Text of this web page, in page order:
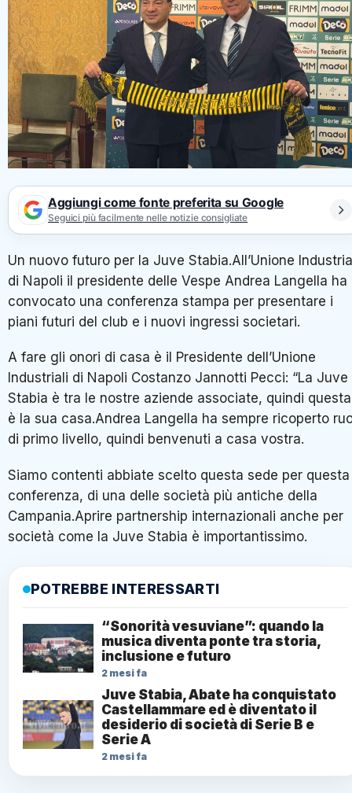
Aggiungi come fonte preferita su Google
Seguici più facilmente nelle notizie consigliate
Un nuovo futuro per la Juve Stabia.All’Unione
di Napoli il presidente delle Vespe Andrea Langella ha
convocato una conferenza stampa per presentare i
piani futuri del club e i nuovi ingressi societari.
A fare gli onori di casa è il Presidente dell’Unione
Industriali di Napoli Costanzo Jannotti Pecci: “La Juve
Stabia è tra le nostre aziende associate, quindi questa
è la sua casa.Andrea Langella ha sempre ricoperto
di primo livello, quindi benvenuti a casa vostra.
Siamo contenti abbiate scelto questa sede per questa
conferenza, di una delle società più antiche della
Campania.Aprire partnership internazionali anche per
società come la Juve Stabia è importantissimo.
POTREBBE INTERESSARTI
“Sonorità vesuviane”: quando la
musica diventa ponte tra storia,
inclusione e futuro
2 mesi fa
Juve Stabia, Abate ha conquistato
Castellammare ed è diventato il
desiderio di società di Serie B e
Serie A
2 mesi fa